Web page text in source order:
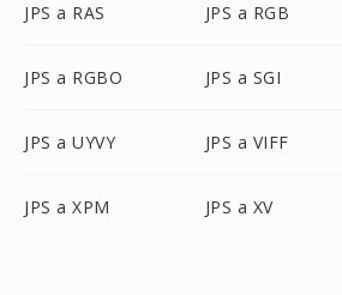
JPS a RAS JPS a RGB
JPS a RGBO JPS a SGI
JPS a UYVY JPS a VIFF
JPS a XPM JPS a XV